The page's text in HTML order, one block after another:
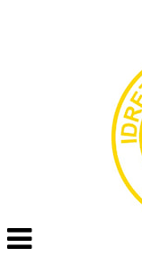
Veksle
navigasjon